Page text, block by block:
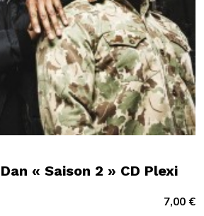
« Saison 2 » CD Plexi
7,00 €